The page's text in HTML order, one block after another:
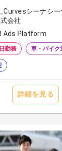
シーナシ
会社
Ads Platform
勤務 車・バイク
詳細を見る